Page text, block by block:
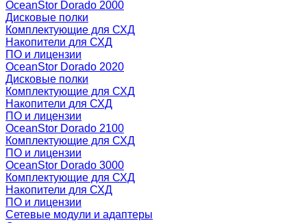
OceanStor Dorado 2000
Дисковые полки
Комплектующие для СХД
Накопители для СХД
ПО и лицензии
OceanStor Dorado 2020
Дисковые полки
Комплектующие для СХД
Накопители для СХД
ПО и лицензии
OceanStor Dorado 2100
Комплектующие для СХД
ПО и лицензии
OceanStor Dorado 3000
Комплектующие для СХД
Накопители для СХД
ПО и лицензии
Сетевые модули и адаптеры